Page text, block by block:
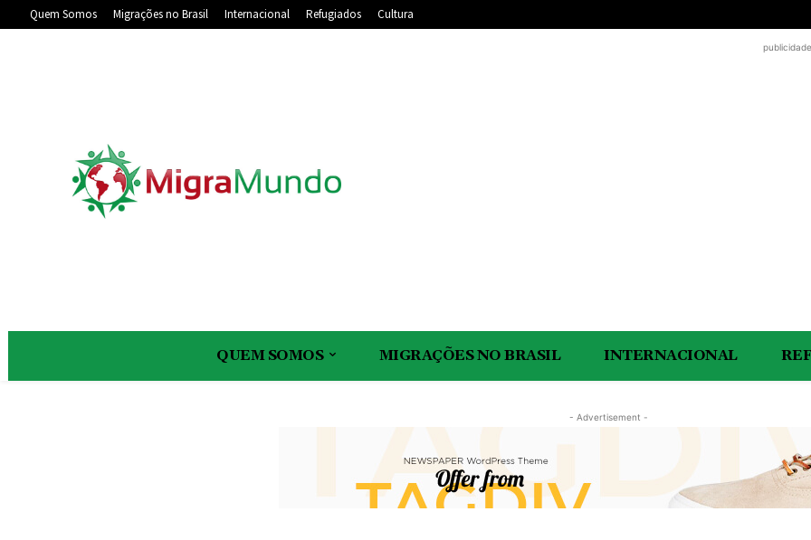
Quem Somos Migrações no Brasil Internacional Refugiados Cultura
QUEM SOMOS MIGRAÇÕES NO BRASIL INTERNACIONAL
- Advertisement -